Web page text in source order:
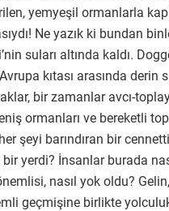
yemyeşil ormanlarla
Ne yazık ki bundan
suları altında kaldı.
kıtası arasında derin
bir zamanlar avcı-
ormanları ve bereketli
şeyi barındıran bir
yerdi? İnsanlar burada
nasıl yok oldu? Gelin,
geçmişine birlikte